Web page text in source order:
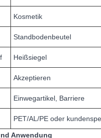
Kosmetik
Standbodenbeutel
Heißsiegel
Akzeptieren
Einwegartikel, Barriere
PET/AL/PE oder
Anwendung